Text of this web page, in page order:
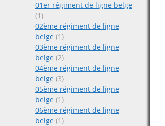
01er régiment de ligne belge
(1)
02ème régiment de ligne
belge (1)
03ème régiment de ligne
belge (2)
04ème régiment de ligne
belge (3)
05ème régiment de ligne
belge (1)
06ème régiment de ligne
belge (1)